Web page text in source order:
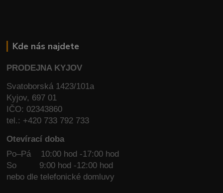
Kde nás najdete
PRODEJNA KYJOV
Svatoborská 1423/101a
Kyjov, 697 01
IČO: 02343860
tel.: +420 733 792 733
Otevírací doba
Po–Pá 10:00 hod -17:00 hod
So
9:00 hod -12:00 hod
nebo dle telefonické domluvy